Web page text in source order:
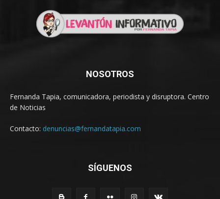
NOSOTROS
Fernanda Tapia, comunicadora, periodista y disruptora. Centro
de Noticias
Contacto: denuncias@fernandatapia.com
SÍGUENOS